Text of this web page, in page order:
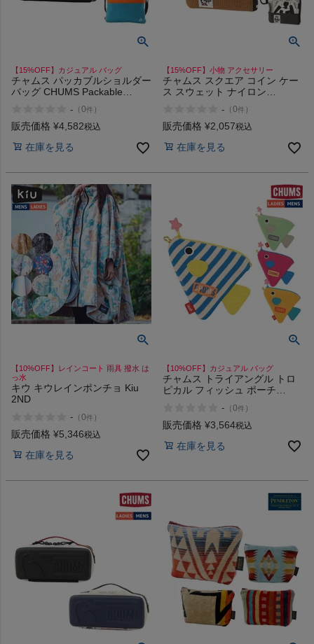
【15%OFF】カジュアル バッグ
チャムス パッカブルショルダー
バッグ CHUMS Packable
- （0件 ）
販売価格 ¥4,582税込
在庫を見る
【15%OFF】小物 アクセサリー
チャムス スクエア コイン ケー
ス スウェット ナイロン
- （0件 ）
販売価格 ¥2,057税込
在庫を見る
【10%OFF】レインコート 雨具 撥水 は
っ水
キウ キウレインポンチョ Kiu
2ND
- （0件 ）
販売価格 ¥5,346税込
在庫を見る
【10%OFF】カジュアル バッグ
チャムス トライアングル トロ
ピカル フィッシュ ポーチ
- （0件 ）
販売価格 ¥3,564税込
在庫を見る